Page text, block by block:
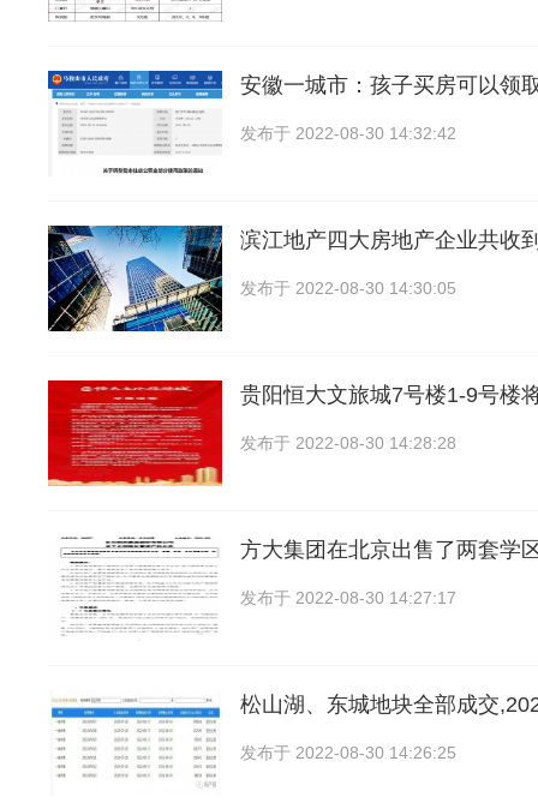
安徽一城市：孩子买房可以领
发布于 2022-08-30 14:32:42
滨江地产四大房地产企业共收
发布于 2022-08-30 14:30:05
贵阳恒大文旅城7号楼1-9号楼
发布于 2022-08-30 14:28:28
方大集团在北京出售了两套学
发布于 2022-08-30 14:27:17
松山湖、东城地块全部成交
发布于 2022-08-30 14:26:25